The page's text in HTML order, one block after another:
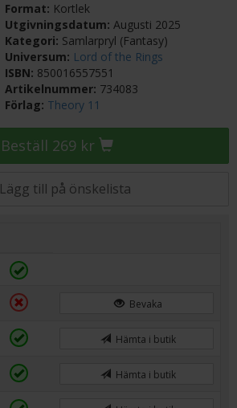
Format: Kortlek
Utgivningsdatum:Augusti 2025
Kategori: Samlarpryl (Fantasy)
Universum: Lord of the Rings
ISBN: 850016557551
Artikelnummer: 734083
Förlag: Theory 11
Beställ 269 kr
Lägg till på önskelista
Bevaka
Hämta i butik
Hämta i butik